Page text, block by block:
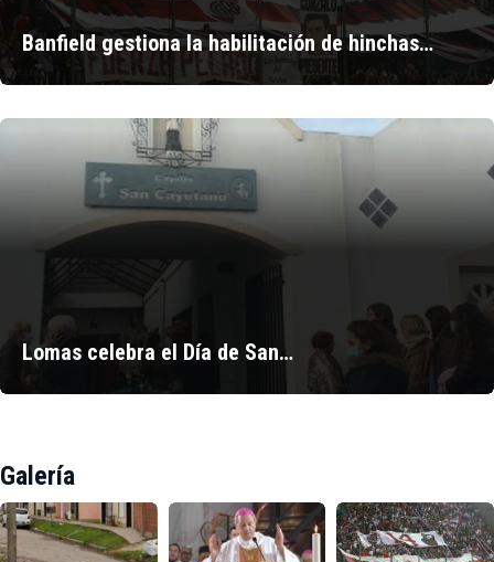
Banfield gestiona la habilitación de hinchas…
Lomas celebra el Día de San…
Galería